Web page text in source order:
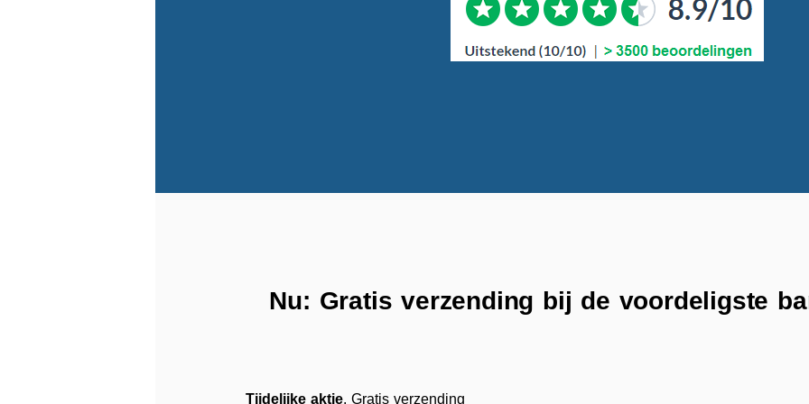
Nu: Gratis verzending bij de voordeligste
Tijdelijke aktie. Gratis verzending